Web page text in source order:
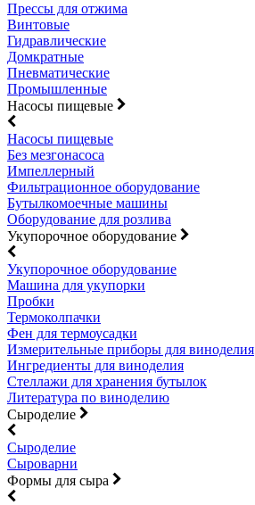
Прессы для отжима
Винтовые
Гидравлические
Домкратные
Пневматические
Промышленные
Насосы пищевые
Насосы пищевые
Без мезгонасоса
Импеллерный
Фильтрационное оборудование
Бутылкомоечные машины
Оборудование для розлива
Укупорочное оборудование
Укупорочное оборудование
Машина для укупорки
Пробки
Термоколпачки
Фен для термоусадки
Измерительные приборы для виноделия
Ингредиенты для виноделия
Стеллажи для хранения бутылок
Литература по виноделию
Сыроделие
Сыроделие
Сыроварни
Формы для сыра